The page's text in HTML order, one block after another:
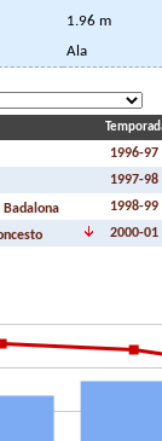
1.96 m
Ala
1996-97
1997-98
Badalona
1998-99
2000-01